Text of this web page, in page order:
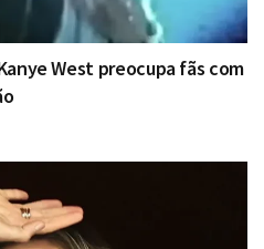
West preocupa fãs com